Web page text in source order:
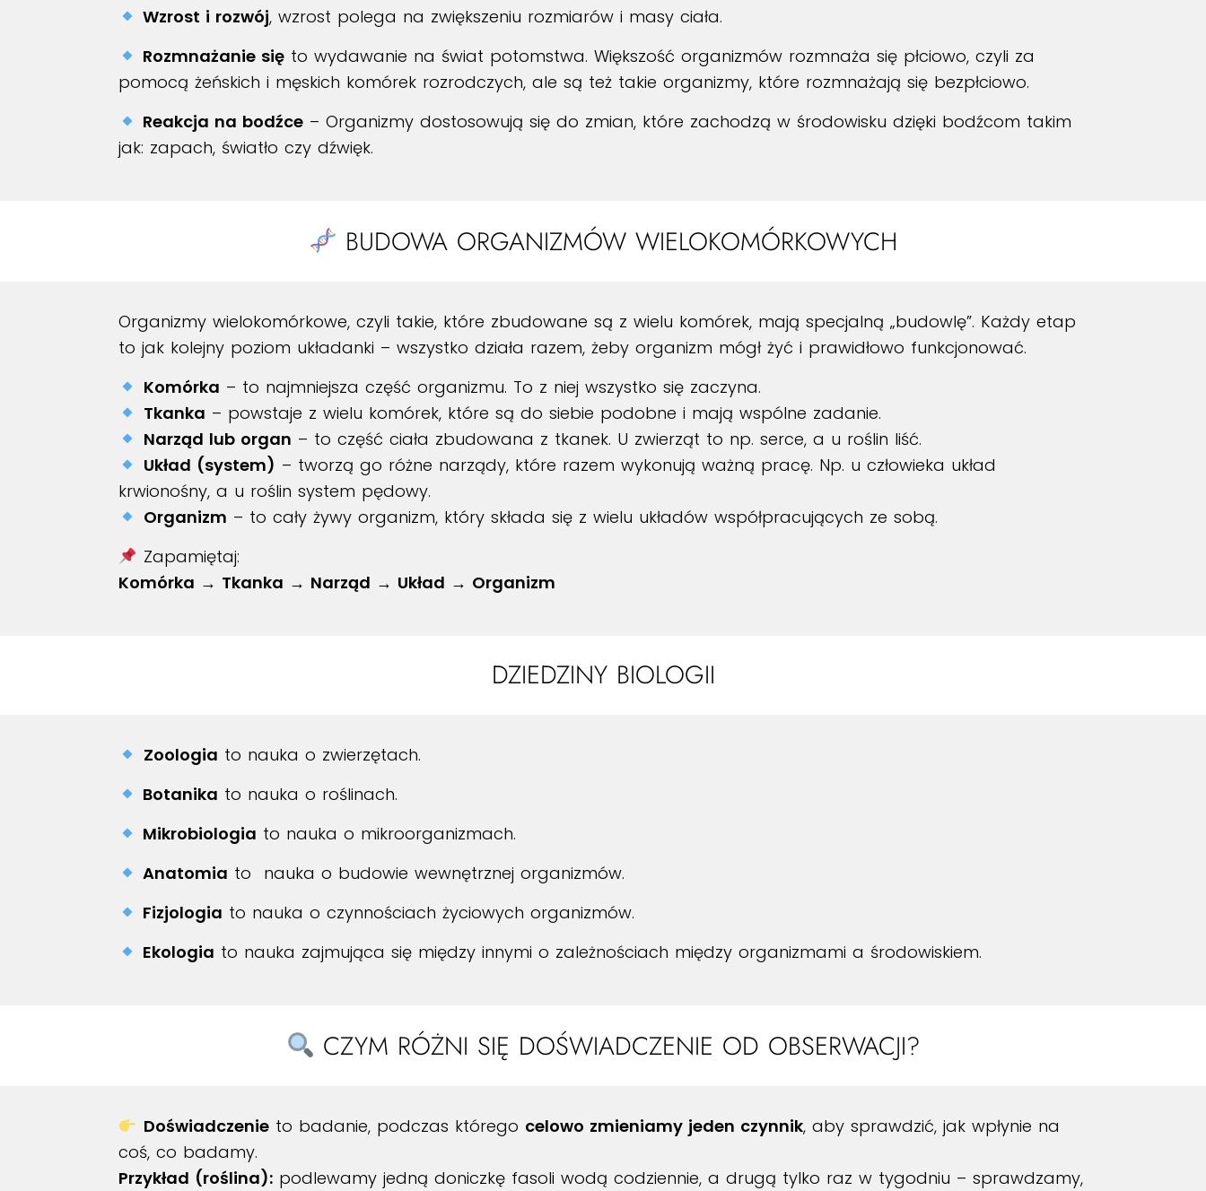
Wzrost i rozwój, wzrost polega na zwiększeniu rozmiarów i masy ciała.
Rozmnażanie sięto wydawanie na świat potomstwa. Większość organizmów rozmnaża się płciowo, czyli za
pomocą żeńskich i męskich komórek rozrodczych, ale są też takie organizmy, które rozmnażają się bezpłciowo.
Reakcja na bodźce– Organizmy dostosowują się do zmian, które zachodzą w środowisku dzięki bodźcom takim
jak: zapach, światło czy dźwięk.
BUDOWA ORGANIZMÓW WIELOKOMÓRKOWYCH
Organizmy wielokomórkowe, czyli takie, które zbudowane są z wielu komórek, mają specjalną „budowlę”. Każdy etap
to jak kolejny poziom układanki – wszystko działa razem, żeby organizm mógł żyć i prawidłowo funkcjonować.
Komórka – to najmniejsza część organizmu. To z niej wszystko się zaczyna.
Tkanka – powstaje z wielu komórek, które są do siebie podobne i mają wspólne zadanie.
Narząd lub organ – to część ciała zbudowana z tkanek. U zwierząt to np. serce, a u roślin liść.
Układ (system) – tworzą go różne narządy, które razem wykonują ważną pracę. Np. u człowieka układ
krwionośny, a u roślin system pędowy.
Organizm – to cały żywy organizm, który składa się z wielu układów współpracujących ze sobą.
Zapamiętaj:
Komórka → Tkanka → Narząd → Układ → Organizm
DZIEDZINY BIOLOGII
Zoologia to nauka o zwierzętach.
Botanika to nauka o roślinach.
Mikrobiologia to nauka o mikroorganizmach.
Anatomia to nauka o budowie wewnętrznej organizmów.
Fizjologia to nauka o czynnościach życiowych organizmów.
Ekologia to nauka zajmująca się między innymi o zależnościach między organizmami a środowiskiem.
CZYM RÓŻNI SIĘ DOŚWIADCZENIE OD OBSERWACJI?
Doświadczenieto badanie, podczas którego celowo zmieniamy jeden czynnik, aby sprawdzić, jak wpłynie na
coś, co badamy.
Przykład (roślina): podlewamy jedną doniczkę fasoli wodą codziennie, a drugą tylko raz w tygodniu – sprawdzamy,